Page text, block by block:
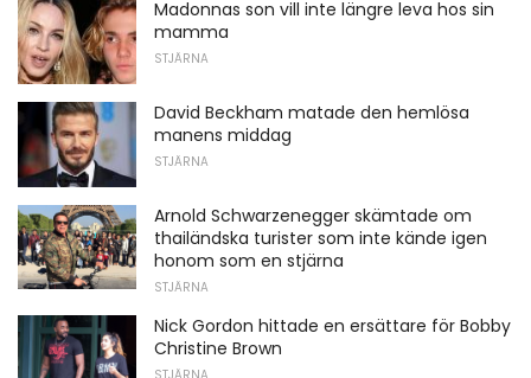
Madonnas son vill inte längre leva hos sin
mamma
STJÄRNA
David Beckham matade den hemlösa
manens middag
STJÄRNA
Arnold Schwarzenegger skämtade om
thailändska turister som inte kände igen
honom som en stjärna
STJÄRNA
Nick Gordon hittade en ersättare för Bobby
Christine Brown
STJÄRNA